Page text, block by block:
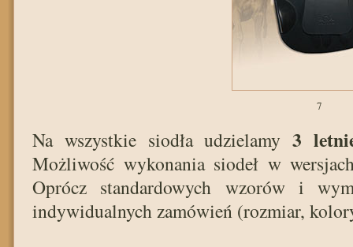
7
Na wszystkie siodła udzielamy3
Możliwość wykonania siodeł w
Oprócz standardowych wzorów i
indywidualnych zamówień (rozmiar,